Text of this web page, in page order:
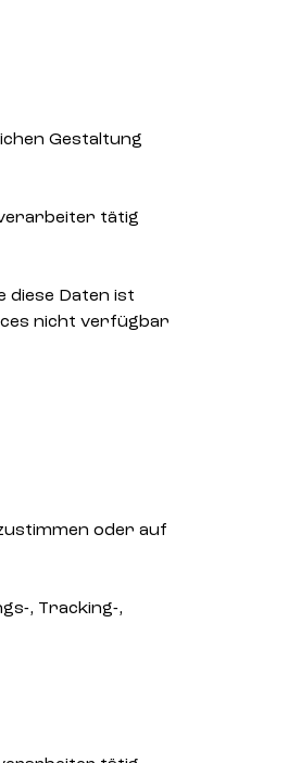
Gestaltung
tätig
diese Daten ist
nicht verfügbar
oder auf
, Tracking-,